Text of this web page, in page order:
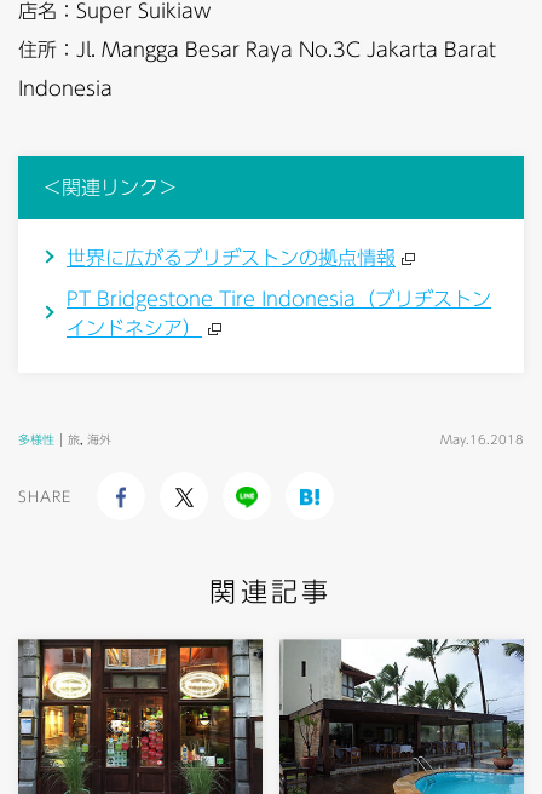
店名：Super Suikiaw
住所：Jl. Mangga Besar Raya No.3C Jakarta Barat
Indonesia
＜関連リンク＞
世界に広がるブリヂストンの拠点情報
PT Bridgestone Tire Indonesia（ブリヂストン
インドネシア）
多様性 旅 海外 May.16.2018
SHARE
関連記事